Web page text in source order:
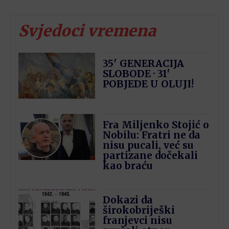
Reci, brate moj (Official video)
Ivo Fabijan - Kad sklopim oči
03:23
Svjedoci vremena
35′ GENERACIJA
SLOBODE · 31′
POBJEDE U OLUJI!
Fra Miljenko Stojić o
Nobilu: Fratri ne da
nisu pucali, već su
partizane dočekali
kao braću
Dokazi da
širokobriješki
franjevci nisu